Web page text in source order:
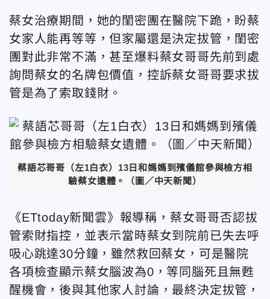
蔡女治療期間，她的閨密團在醫院下跪，盼蔡
女家人能再等等，但家屬還是決定拔管，閨密
團對此非常不滿，甚至爆料蔡女哥哥先前到處
詢問蔡女的名牌包價值，控訴蔡女哥哥要求拔
管是為了索取錢財。
蔡語芯哥哥（左1白衣）13日和媽媽到殯儀館參與檢方相
驗蔡女遺體。（圖／中天新聞）
《ETtoday新聞雲》報導稱，蔡女哥哥否認拔
管索財指控，並表示當時蔡女到院前已失去呼
吸心跳達30分鐘，雖然救回蔡女，可是醫院
各項檢查顯示蔡女腦波為0，等同腦死且無甦
醒機會，後與其他家人討論，最終決定拔管，